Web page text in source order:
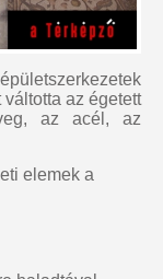
az égetett
az acél, az
elemek a